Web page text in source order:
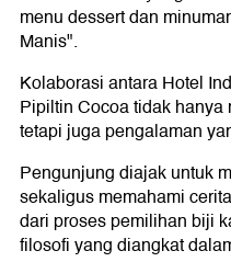
menu dessert dan
Manis".
Kolaborasi antara Hotel
Pipiltin Cocoa tidak
tetapi juga pengalaman
Pengunjung diajak untuk
sekaligus memahami
dari proses pemilihan biji
filosofi yang diangkat